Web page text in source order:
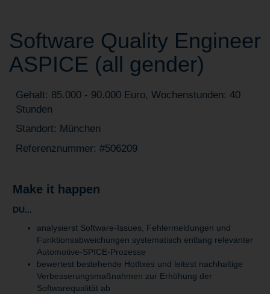
Software Quality Engineer
ASPICE (all gender)
Gehalt: 85.000 - 90.000 Euro, Wochenstunden: 40
Stunden
Standort: München
Referenznummer: #506209
Make it happen
DU...
analysierst Software-Issues, Fehlermeldungen und
Funktionsabweichungen systematisch entlang relevanter
Automotive-SPICE-Prozesse
bewertest bestehende Hotfixes und leitest nachhaltige
Verbesserungsmaßnahmen zur Erhöhung der
Softwarequalität ab